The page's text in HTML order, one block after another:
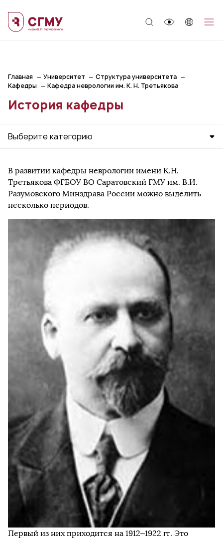
Главная Университет
Структура университета
Кафедры
Кафедра неврологии им. К. Н. Третьякова
История кафедры
Выберите категорию
В развитии кафедры неврологии имени К.Н.
Третьякова ФГБОУ ВО Саратовский ГМУ им. В.И.
Разумовского Минздрава России можно выделить
несколько периодов.
Первый из них приходится на 1912–1922 гг. Это